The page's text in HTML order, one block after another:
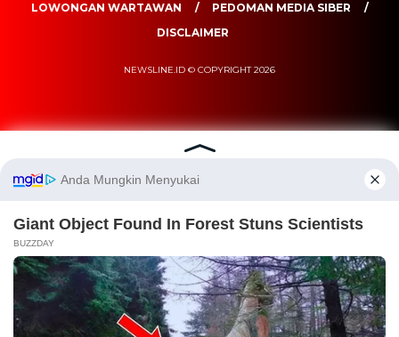
LOWONGAN WARTAWAN
PEDOMAN MEDIA SIBER
DISCLAIMER
NEWSLINE.ID © COPYRIGHT 2026